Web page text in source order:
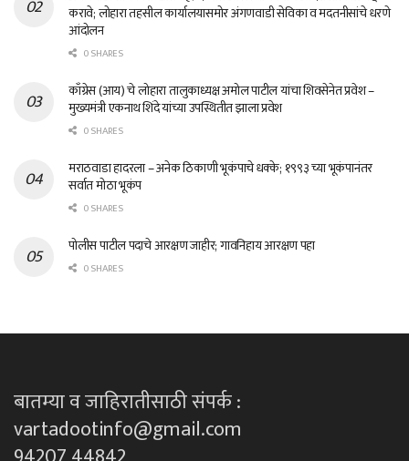
करावे; लोहारा तहसील कार्यालयासमोर अंगणवाडी सेविका व मदतनीसांचे धरणे
आंदोलन
0 SHARES
काँग्रेस (आय) चे लोहारा तालुकाध्यक्ष अमोल पाटील यांचा शिवसेनेत प्रवेश –
मुख्यमंत्री एकनाथ शिंदे यांच्या उपस्थितीत झाला प्रवेश
0 SHARES
मराठवाडा हादरला – अनेक ठिकाणी भूकंपाचे धक्के; १९९३ च्या भूकंपानंतर
सर्वात मोठा भूकंप
0 SHARES
पोलीस पाटील पदाचे आरक्षण जाहीर; गावनिहाय आरक्षण पहा
0 SHARES
बातम्या व जाहिरातीसाठी संपर्क :
vartadootinfo@gmail.com